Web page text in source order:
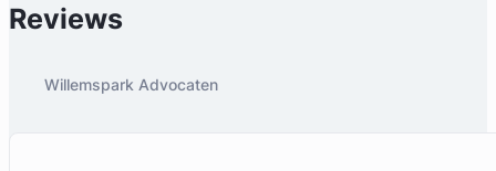
Reviews
Willemspark Advocaten